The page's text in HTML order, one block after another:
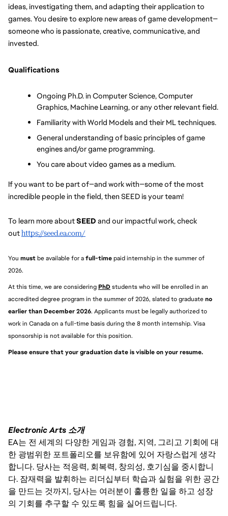
ideas, investigating them, and adapting their application to
games. You desire to explore new areas of game development—
someone who is passionate, creative, communicative, and
invested.
Qualifications
Ongoing Ph.D. in Computer Science, Computer
Graphics, Machine Learning, or any other relevant field.
Familiarity with World Models and their ML techniques.
General understanding of basic principles of game
engines and/or game programming.
You care about video games as a medium.
If you want to be part of—and work with—some of the most
incredible people in the field, then SEED is your team!
To learn more about SEED and our impactful work, check
outhttps://seed.ea.com/
You must be available for a full-time paid internship in the summer of
2026.
At this time, we are considering PhD students who will be enrolled in an
accredited degree program in the summer of 2026, slated to graduate no
earlier than December 2026. Applicants must be legally authorized to
work in Canada on a full-time basis during the 8 month internship. Visa
sponsorship is not available for this position.
Please ensure that your graduation date is visible on your resume.
Electronic Arts 소개
EA는 전 세계의 다양한 게임과 경험, 지역, 그리고 기회에 대
한 광범위한 포트폴리오를 보유함에 있어 자랑스럽게 생각
합니다. 당사는 적응력, 회복력, 창의성, 호기심을 중시합니
다. 잠재력을 발휘하는 리더십부터 학습과 실험을 위한 공간
을 만드는 것까지, 당사는 여러분이 훌륭한 일을 하고 성장
의 기회를 추구할 수 있도록 힘을 실어드립니다.